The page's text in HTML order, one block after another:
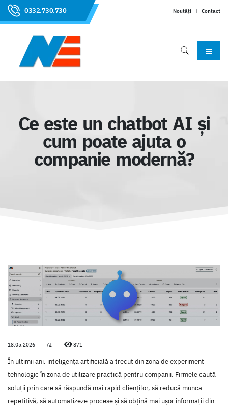
0332.730.730 Noutăți | Contact
Ce este un chatbot AI și
cum poate ajuta o
companie modernă?
18.05.2026 | AI | 871
În ultimii ani, inteligența artificială a trecut din zona de experiment
tehnologic în zona de utilizare practică pentru companii. Firmele caută
soluții prin care să răspundă mai rapid clienților, să reducă munca
repetitivă, să automatizeze procese și să obțină mai ușor informații din